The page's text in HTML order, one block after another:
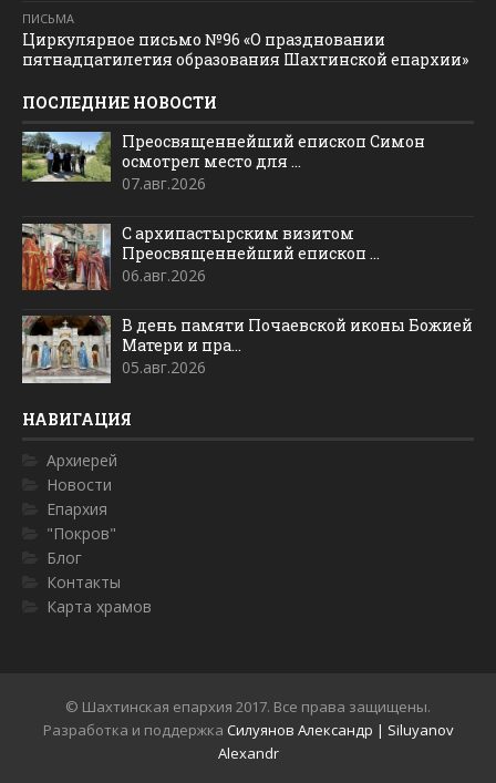
ПИСЬМА
Циркулярное письмо №96 «О праздновании
пятнадцатилетия образования Шахтинской епархии»
ПОСЛЕДНИЕ НОВОСТИ
Преосвященнейший епископ Симон
осмотрел место для ...
07.авг.2026
С архипастырским визитом
Преосвященнейший епископ ...
06.авг.2026
В день памяти Почаевской иконы Божией
Матери и пра...
05.авг.2026
НАВИГАЦИЯ
Архиерей
Новости
Епархия
"Покров"
Блог
Контакты
Карта храмов
© Шахтинская епархия 2017. Все права защищены.
Разработка и поддержка Силуянов Александр | Siluyanov
Alexandr